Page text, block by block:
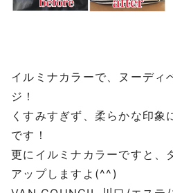
イルミナカラーで、ヌーディ
ジ！
くすみすぎず、柔らかな印象
です！
更にイルミナカラーですと、
アップしますよ(^^)